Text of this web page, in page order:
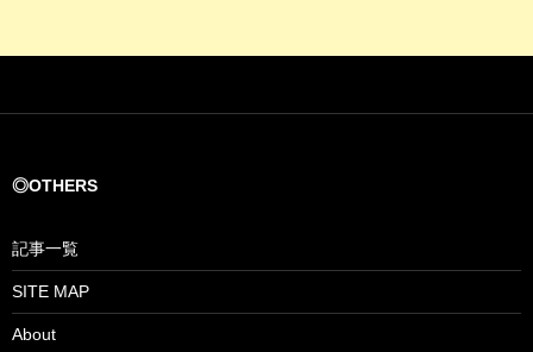
◎OTHERS
記事一覧
SITE MAP
About